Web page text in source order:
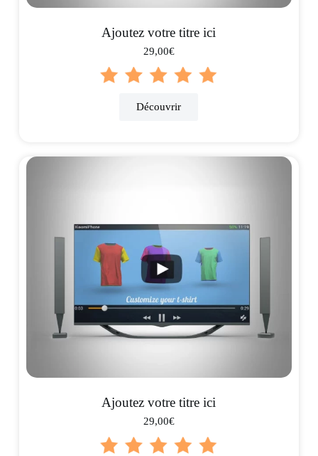
Ajoutez votre titre ici
29,00€
Découvrir
Ajoutez votre titre ici
29,00€